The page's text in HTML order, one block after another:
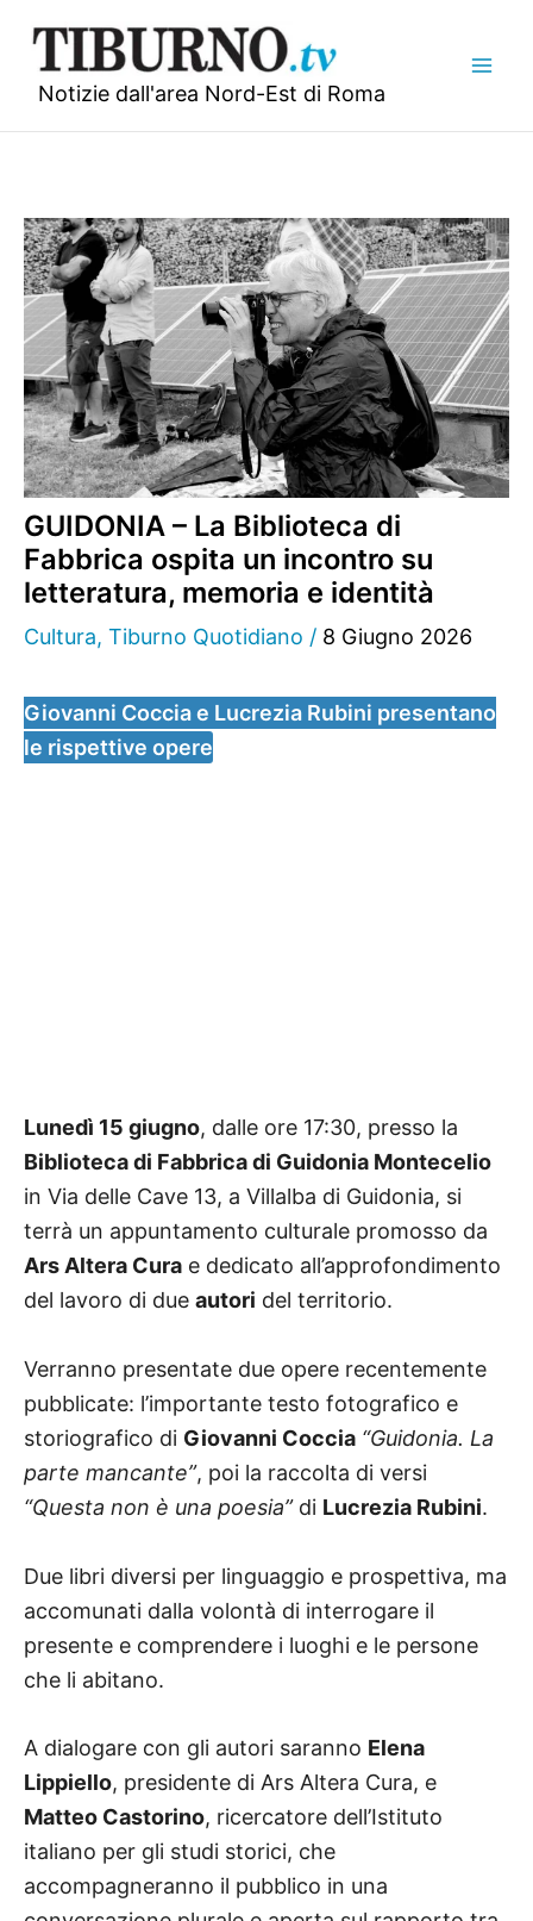
contenuto
Notizie dall'area Nord-Est di Roma
GUIDONIA – La Biblioteca di
Fabbrica ospita un incontro su
letteratura, memoria e identità
Cultura, Tiburno Quotidiano / 8 Giugno 2026
Giovanni Coccia e Lucrezia Rubini presentano
le rispettive opere
Lunedì 15 giugno, dalle ore 17:30, presso la
Biblioteca di Fabbrica di Guidonia Montecelio
in Via delle Cave 13, a Villalba di Guidonia, si
terrà un appuntamento culturale promosso da
Ars Altera Cura e dedicato all’approfondimento
del lavoro di due autori del territorio.
Verranno presentate due opere recentemente
pubblicate: l’importante testo fotografico e
storiografico di Giovanni Coccia “Guidonia. La
parte mancante”, poi la raccolta di versi
“Questa non è una poesia”di Lucrezia Rubini.
Due libri diversi per linguaggio e prospettiva, ma
accomunati dalla volontà di interrogare il
presente e comprendere i luoghi e le persone
che li abitano.
A dialogare con gli autori saranno Elena
Lippiello, presidente di Ars Altera Cura, e
Matteo Castorino, ricercatore dell’Istituto
italiano per gli studi storici, che
accompagneranno il pubblico in una